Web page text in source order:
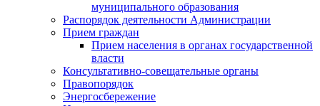
муниципального образования
Распорядок деятельности Администрации
Прием граждан
Прием населения в органах государственной
власти
Консультативно-совещательные органы
Правопорядок
Энергосбережение